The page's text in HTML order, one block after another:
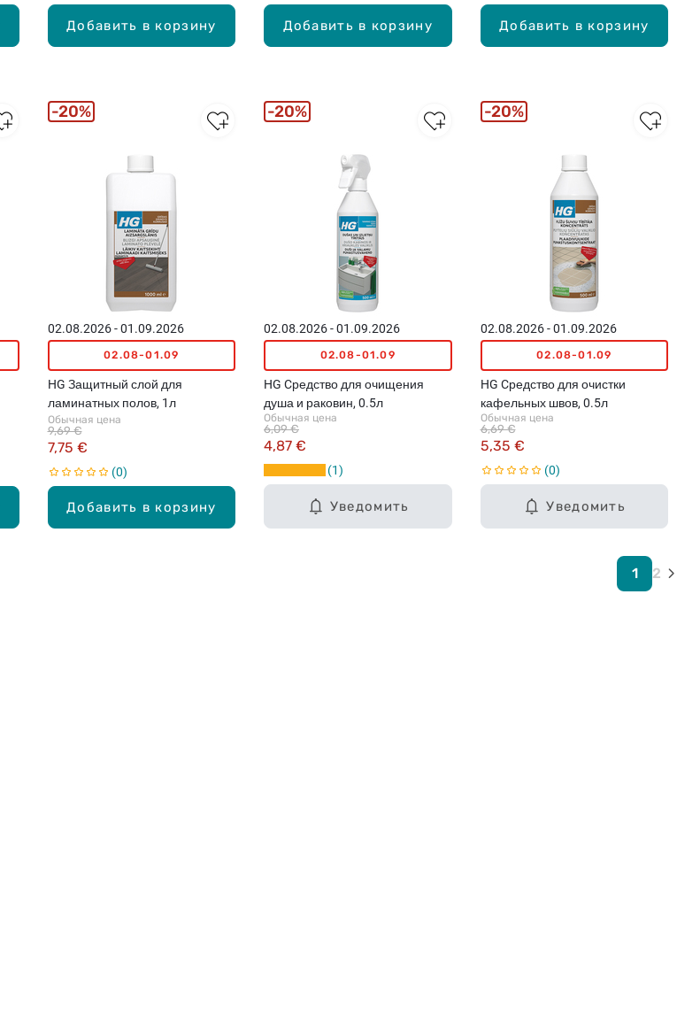
Добавить в корзину Добавить в корзину Добавить в корзину
Добавить в корзину
02.08.2026 - 01.09.2026
02.08-01.09
HG Защитный слой для
ламинатных полов, 1л
Обычная цена
7,75 €
9,69 €
0
20%
Уведомить
02.08.2026 - 01.09.2026
02.08-01.09
HG Cредство для очищения
душа и раковин, 0.5л
Обычная цена
4,87 €
6,09 €
1
20%
Уведомить
02.08.2026 - 01.09.2026
02.08-01.09
HG Cредство для очистки
кафельных швов, 0.5л
Обычная цена
5,35 €
6,69 €
0
20%
1 2